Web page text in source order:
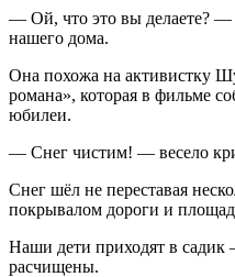
— Ой, что это вы делаете?
нашего дома.
Она похожа на активистку
романа», которая в фильме
юбилеи.
— Снег чистим! — весело
Снег шёл не переставая
покрывалом дороги и
Наши дети приходят в садик
расчищены.